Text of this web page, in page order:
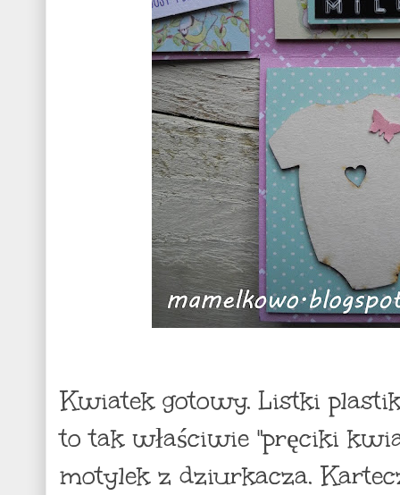
Kwiatek gotowy. Listki
to tak właściwie "pręciki
motylek z dziurkacza.